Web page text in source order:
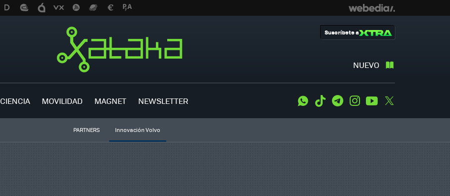
NUEVO
Suscríbete a
CIENCIA MOVILIDAD MAGNET NEWSLETTER WhatsApp
Tiktok TelegramInstagramYoutube
PARTNERS Innovación Volvo